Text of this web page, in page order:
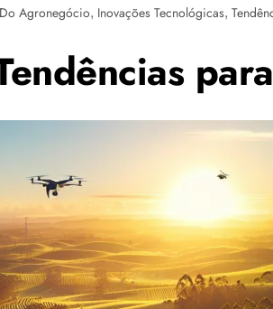
Agronegócio, Inovações Tecnológicas,